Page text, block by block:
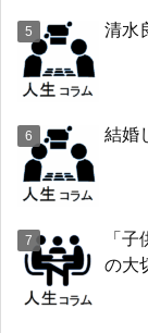
清水
結婚
「
の大